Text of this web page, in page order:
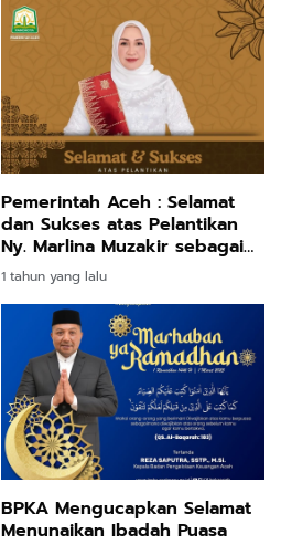
Pemerintah Aceh : Selamat
dan Sukses atas Pelantikan
Ny. Marlina Muzakir sebagai
Ketua Dekranas Aceh
1 tahun yang lalu
BPKA Mengucapkan Selamat
Menunaikan Ibadah Puasa